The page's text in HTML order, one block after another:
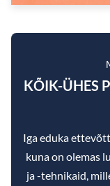
KÕIK-ÜHES
Iga eduka
kuna on olemas
ja -tehnikaid,